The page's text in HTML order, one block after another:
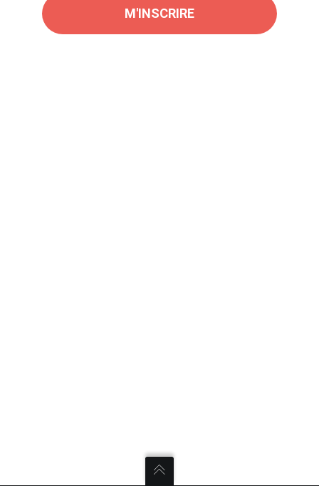
M'INSCRIRE